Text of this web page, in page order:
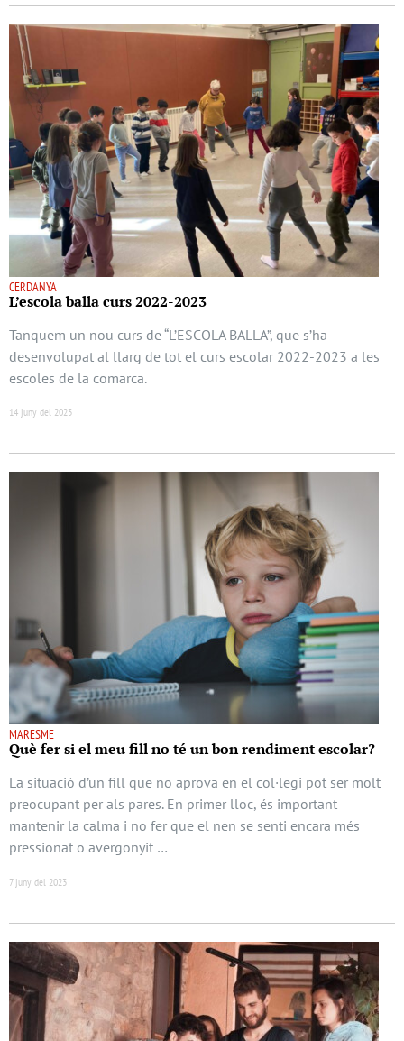
CERDANYA
L’escola balla curs 2022-2023
Tanquem un nou curs de “L’ESCOLA BALLA”, que s’ha
desenvolupat al llarg de tot el curs escolar 2022-2023 a les
escoles de la comarca.
14 juny del 2023
MARESME
Què fer si el meu fill no té un bon rendiment escolar?
La situació d’un fill que no aprova en el col·legi pot ser molt
preocupant per als pares. En primer lloc, és important
mantenir la calma i no fer que el nen se senti encara més
pressionat o avergonyit …
7 juny del 2023